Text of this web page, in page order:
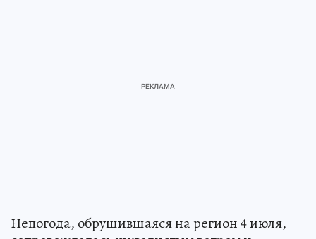
Непогода, обрушившаяся на регион 4 июля,